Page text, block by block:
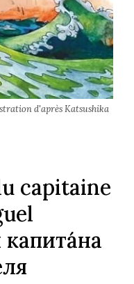
d'après Katsushika
capitaine